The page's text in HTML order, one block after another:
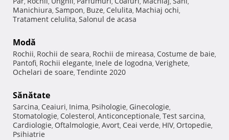
Manichiura, Sampon, Buze, Celulita, Machiaj ochi,
Tratament celulita, Salonul de acasa
Modă
Rochii, Rochii de seara, Rochii de mireasa, Costume de baie,
Pantofi, Rochii elegante, Inele de logodna, Verighete,
Ochelari de soare, Tendinte 2020
Sănătate
Sarcina, Ceaiuri, Inima, Psihologie, Ginecologie,
Stomatologie, Colesterol, Anticonceptionale, Test sarcina,
Cardiologie, Oftalmologie, Avort, Ceai verde, HIV, Ortopedie,
Psihiatrie